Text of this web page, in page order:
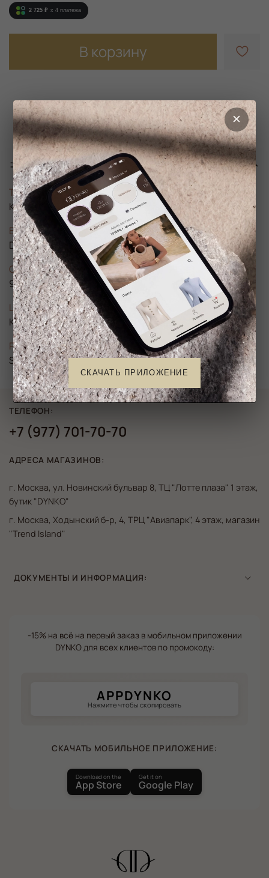
2 725 ₽ x 4 платежа
В корзину
Характеристики
Тип товара
Комплект
Бренд
DYNKO
Состав
95% полиэстер, 5% эластан
Цвет
Коричневый
Размер
S
ТЕЛЕФОН:
+7 (977) 701-70-70
АДРЕСА МАГАЗИНОВ:
г. Москва, ул. Новинский бульвар 8, ТЦ "Лотте плаза" 1 этаж,
бутик "DYNKO"
г. Москва, Ходынский б-р, 4, ТРЦ "Авиапарк", 4 этаж, магазин
"Trend Island"
ДОКУМЕНТЫ И ИНФОРМАЦИЯ:
-15% на всё на первый заказ в мобильном приложении
DYNKO для всех клиентов по промокоду:
APPDYNKO
Нажмите чтобы скопировать
СКАЧАТЬ МОБИЛЬНОЕ ПРИЛОЖЕНИЕ:
Download on the
App Store
Get it on
Google Play
СКАЧАТЬ ПРИЛОЖЕНИЕ